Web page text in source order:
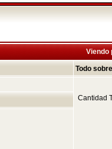
Viendo
Todo
Cantidad